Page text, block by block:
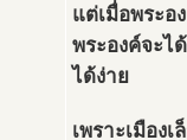
แต่เมื่อพระอ
พระองค์จะไ
ได้ง่าย
เพราะเมือง